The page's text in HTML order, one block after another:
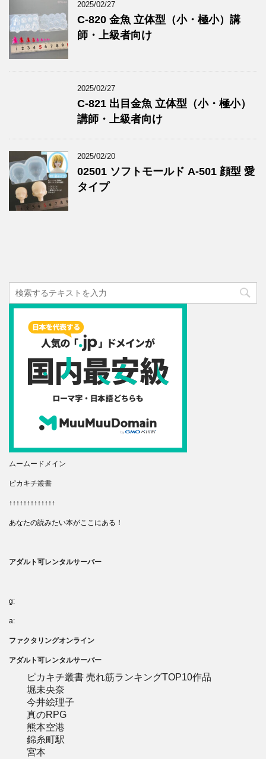
2025/02/27
C-820 金魚 立体型（小・極小）講
師・上級者向け
2025/02/27
C-821 出目金魚 立体型（小・極小）
講師・上級者向け
2025/02/20
02501 ソフトモールド A-501 顔型 愛
タイプ
ムームードメイン
ピカキチ叢書
↑↑↑↑↑↑↑↑↑↑↑↑↑
あなたの読みたい本がここにある！
アダルト可レンタルサーバー
g:
a:
ファクタリングオンライン
アダルト可レンタルサーバー
ピカキチ叢書 売れ筋ランキングTOP10作品
堀未央奈
今井絵理子
真のRPG
熊本空港
錦糸町駅
宮本